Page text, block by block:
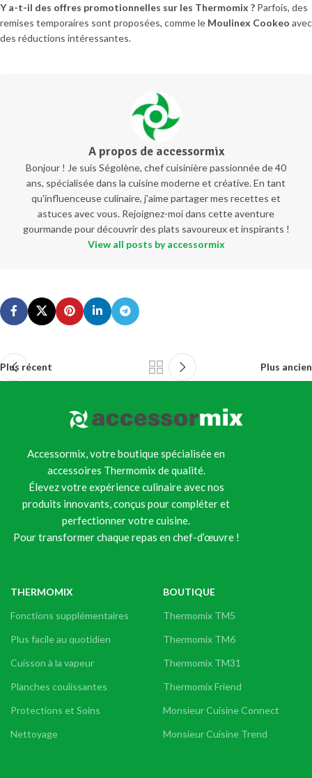
Y a-t-il des offres promotionnelles sur les Thermomix ? Parfois, des
remises temporaires sont proposées, comme le Moulinex Cookeo avec
des réductions intéressantes.
A propos de accessormix
Bonjour ! Je suis Ségolène, chef cuisinière passionnée de 40
ans, spécialisée dans la cuisine moderne et créative. En tant
qu'influenceuse culinaire, j'aime partager mes recettes et
astuces avec vous. Rejoignez-moi dans cette aventure
gourmande pour découvrir des plats savoureux et inspirants !
View all posts by accessormix
Plus récent Plus ancien
Accessormix, votre boutique spécialisée en
accessoires Thermomix de qualité.
Élevez votre expérience culinaire avec nos
produits innovants, conçus pour compléter et
perfectionner votre cuisine.
Pour transformer chaque repas en chef-d’œuvre !
THERMOMIX
Fonctions supplémentaires
Plus facile au quotidien
Cuisson à la vapeur
Planches coulissantes
Protections et Soins
Nettoyage
BOUTIQUE
Thermomix TM5
Thermomix TM6
Thermomix TM31
Thermomix Friend
Monsieur Cuisine Connect
Monsieur Cuisine Trend